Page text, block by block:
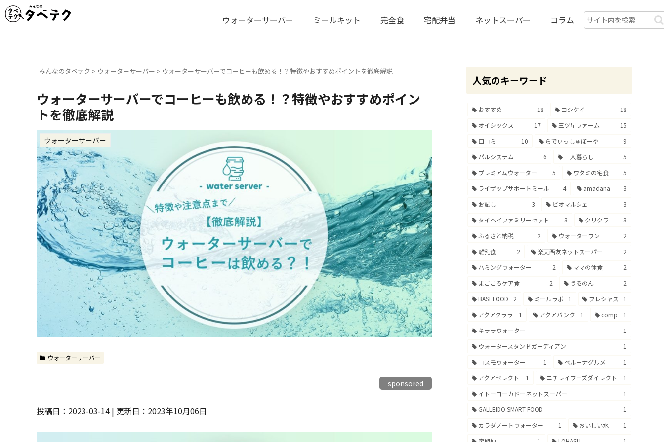
ウォーターサーバー ミールキット 完全食 宅配弁当 ネットスーパー コラム
みんなのタベテク > ウォーターサーバー > ウォーターサーバーでコーヒーも飲める！？特徴やおすすめポイントを徹底解説
ウォーターサーバーでコーヒーも飲める！？特徴やおすすめポイン
トを徹底解説
ウォーターサーバー
ウォーターサーバー
sponsored
投稿日：2023-03-14 | 更新日：2023年10月06日
人気のキーワード
おすすめ 18 ヨシケイ
18
オイシックス
17 三ツ星ファーム
15
口コミ
10 らでぃっしゅぼーや
9
パルシステム
6 一人暮らし
5
プレミアムウォーター
5 ワタミの宅食
5
ライザップサポートミール
4 amadana
3
お試し
3 ビオマルシェ
3
タイヘイファミリーセット
3 クリクラ
3
ふるさと納税
2 ウォーターワン
2
離乳食
2 楽天西友ネットスーパー
2
ハミングウォーター
2 ママの休食
2
まごころケア食
2 うるのん
2
BASEFOOD
2 ミールラボ 1 フレシャス
1
アクアクララ
1 アクアバンク 1 comp
1
キララウォーター
1
ウォータースタンドガーディアン
1
コスモウォーター
1 ベルーナグルメ
1
アクアセレクト
1 ニチレイフーズダイレクト
1
イトーヨーカドーネットスーパー
1
GALLEIDO SMART FOOD
1
カラダノートウォーター
1 おいしい水
1